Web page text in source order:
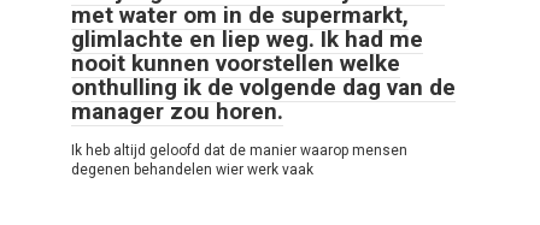
met water om in de supermarkt,
glimlachte en liep weg. Ik had me
nooit kunnen voorstellen welke
onthulling ik de volgende dag van de
manager zou horen.
Ik heb altijd geloofd dat de manier waarop mensen
degenen behandelen wier werk vaak